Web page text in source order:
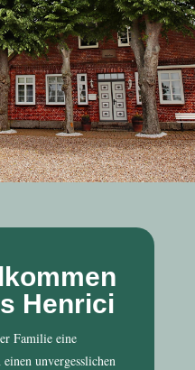
Henrici
Familie eine
unvergesslichen